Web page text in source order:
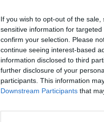
If you wish to opt-out of the
sensitive information for
confirm your selection. Please
continue seeing interest-based
information disclosed to third
further disclosure of your
participants. This information
Downstream Participants that
Renginyje žvilgsniai
Vaidos Gudo rankinę:
kaina gali nustebinti
Žmonės 2026-07-04